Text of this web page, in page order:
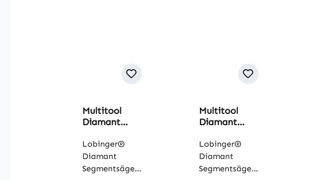
Multitool
Diamant
93mm
Lobinger®
Diamant
Segmentsägebl
Multitool
Diamant
r 58mm
Lobinger®
Diamant
Segmentsägebl